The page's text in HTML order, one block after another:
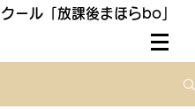
ール「放課後まほらbo」